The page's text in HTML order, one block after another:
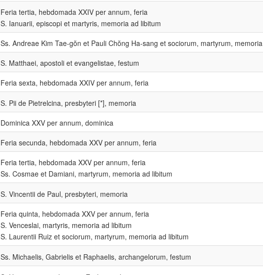
Feria tertia, hebdomada XXIV per annum, feria
S. Ianuarii, episcopi et martyris, memoria ad libitum
Ss. Andreae Kim Tae-gŏn et Pauli Chŏng Ha-sang et sociorum, martyrum, memoria
S. Matthaei, apostoli et evangelistae, festum
Feria sexta, hebdomada XXIV per annum, feria
S. Pii de Pietrelcina, presbyteri [*], memoria
Dominica XXV per annum, dominica
Feria secunda, hebdomada XXV per annum, feria
Feria tertia, hebdomada XXV per annum, feria
Ss. Cosmae et Damiani, martyrum, memoria ad libitum
S. Vincentii de Paul, presbyteri, memoria
Feria quinta, hebdomada XXV per annum, feria
S. Venceslai, martyris, memoria ad libitum
S. Laurentii Ruiz et sociorum, martyrum, memoria ad libitum
Ss. Michaelis, Gabrielis et Raphaelis, archangelorum, festum